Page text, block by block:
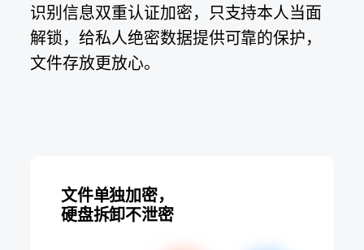
识别信息双重认证加密，只支持本人当面
解锁，给私人绝密数据提供可靠的保护，
文件存放更放⁠心。
文件单独加密，
硬盘拆卸不泄密